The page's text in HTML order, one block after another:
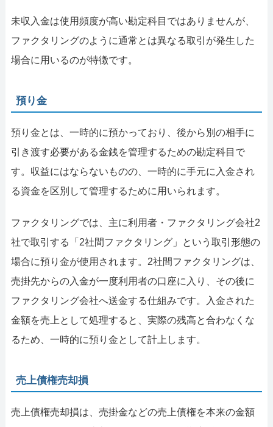
未収入金は使用頻度が高い勘定科目ではありませんが、
ファクタリングのように通常とは異なる取引が発生した
場合に用いるのが特徴です。
預り金
預り金とは、一時的に預かっており、後から別の相手に
引き渡す必要がある金銭を管理するための勘定科目で
す。収益にはならないものの、一時的に手元に入金され
る資金を区別して管理するために用いられます。
ファクタリングでは、主に利用者・ファクタリング会社2
社で取引する「2社間ファクタリング」という取引形態の
場合に預り金が使用されます。2社間ファクタリングは、
売掛先からの入金が一度利用者の口座に入り、その後に
ファクタリング会社へ送金する仕組みです。入金された
金額を売上として処理すると、実際の残高と合わなくな
るため、一時的に預り金として計上します。
売上債権売却損
売上債権売却損は、売掛金などの売上債権を本来の金額